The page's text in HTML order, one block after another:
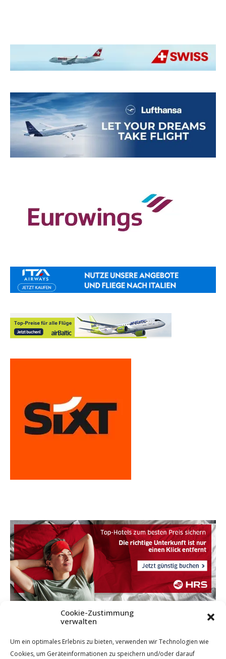
Cookie-Zustimmung
verwalten
Um ein optimales Erlebnis zu bieten, verwenden wir Technologien wie
Cookies, um Geräteinformationen zu speichern und/oder darauf